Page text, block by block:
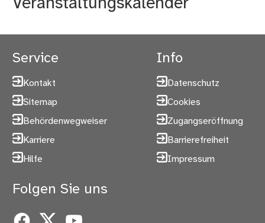
Veranstaltungskalender
Service
Kontakt
Sitemap
Behördenwegweiser
Karriere
Hilfe
Info
Datenschutz
Cookies
Zugangseröffnung
Barrierefreiheit
Impressum
Folgen Sie uns
Facebook
X YouTube